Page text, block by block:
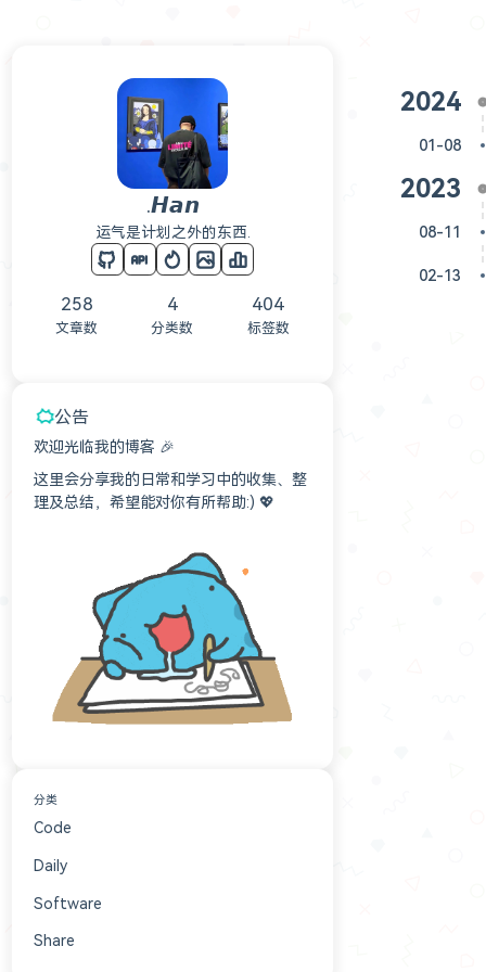
2024
01-08
2023
08-11
02-13
.𝙃𝙖𝙣
运气是计划之外的东西.
258
文章数
4
分类数
404
标签数
公告
欢迎光临我的博客 🎉
这里会分享我的日常和学习中的收集、整
理及总结，希望能对你有所帮助:) 💖
分类
Code
Daily
Software
Share